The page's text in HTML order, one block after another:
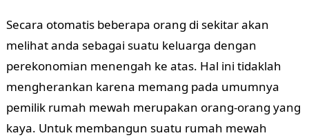
Secara otomatis beberapa orang di sekitar akan
melihat anda sebagai suatu keluarga dengan
perekonomian menengah ke atas. Hal ini tidaklah
mengherankan karena memang pada umumnya
pemilik rumah mewah merupakan orang-orang yang
kaya. Untuk membangun suatu rumah mewah